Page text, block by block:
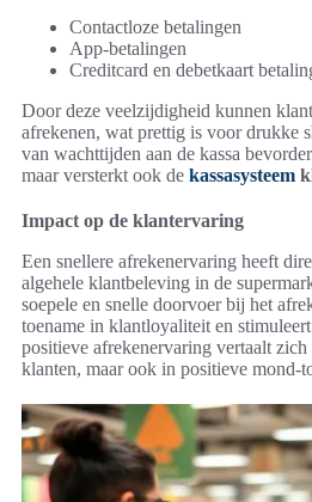
Contactloze betalingen
App-betalingen
Creditcard en debetkaart
Door deze veelzijdigheid kunnen
afrekenen, wat prettig is voor drukke
van wachttijden aan de kassa
maar versterkt ook de kassasysteem
Impact op de klantervaring
Een snellere afrekenervaring heeft
algehele klantbeleving in de
soepele en snelle doorvoer bij het
toename in klantloyaliteit en
positieve afrekenervaring vertaalt
klanten, maar ook in positieve mond-